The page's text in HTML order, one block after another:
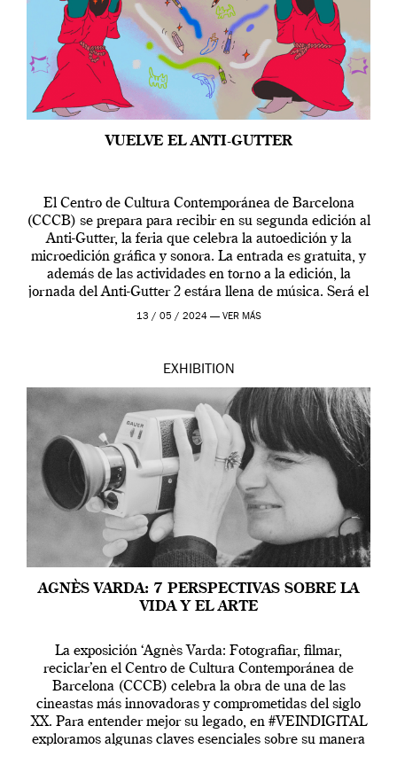
VUELVE EL ANTI-GUTTER
El Centro de Cultura Contemporánea de Barcelona
(CCCB) se prepara para recibir en su segunda edición al
Anti-Gutter, la feria que celebra la autoedición y la
microedición gráfica y sonora. La entrada es gratuita, y
además de las actividades en torno a la edición, la
jornada del Anti-Gutter 2 estára llena de música. Será el
[…]
13 / 05 / 2024 — VER MÁS
EXHIBITION
AGNÈS VARDA: 7 PERSPECTIVAS SOBRE LA
VIDA Y EL ARTE
La exposición ‘Agnès Varda: Fotografiar, filmar,
reciclar’en el Centro de Cultura Contemporánea de
Barcelona (CCCB) celebra la obra de una de las
cineastas más innovadoras y comprometidas del siglo
XX. Para entender mejor su legado, en #VEINDIGITAL
exploramos algunas claves esenciales sobre su manera